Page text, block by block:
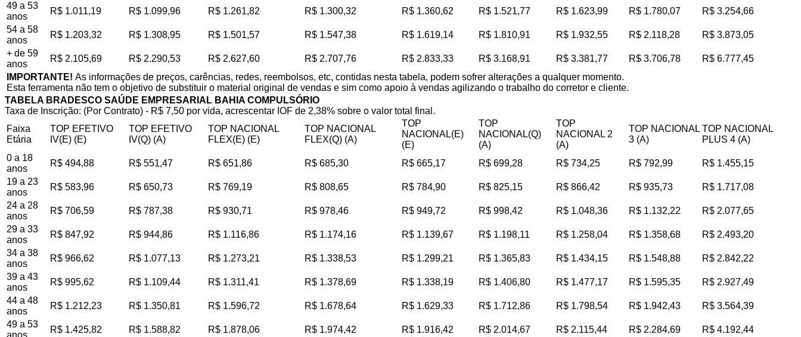
49 a 53
anos
R$ 1.011,19 R$ 1.099,96 R$ 1.261,82 R$ 1.300,32 R$ 1.360,62 R$ 1.521,77 R$ 1.623,99 R$ 1.780,07
R$ 3.254,66
54 a 58
anos
R$ 1.203,32 R$ 1.308,95 R$ 1.501,57 R$ 1.547,38 R$ 1.619,14 R$ 1.810,91 R$ 1.932,55 R$ 2.118,28
R$ 3.873,05
+ de 59
anos
R$ 2.105,69 R$ 2.290,53 R$ 2.627,60 R$ 2.707,76 R$ 2.833,33 R$ 3.168,91 R$ 3.381,77 R$ 3.706,78
R$ 6.777,45
IMPORTANTE! As informações de preços, carências, redes, reembolsos, etc, contidas nesta tabela, podem sofrer alterações a qualquer momento.
Esta ferramenta não tem o objetivo de substituir o material original de vendas e sim como apoio à vendas agilizando o trabalho do corretor e cliente.
TABELA BRADESCO SAÚDE EMPRESARIAL BAHIA COMPULSÓRIO
Taxa de Inscrição: (Por Contrato) - R$ 7,50 por vida, acrescentar IOF de 2,38% sobre o valor total final.
Faixa
Etária
TOP EFETIVO
IV(E) (E)
TOP EFETIVO
IV(Q) (A)
TOP NACIONAL
FLEX(E) (E)
TOP NACIONAL
FLEX(Q) (A)
TOP
NACIONAL(E)
(E)
TOP
NACIONAL(Q)
(A)
TOP
NACIONAL 2
(A)
TOP NACIONAL
3 (A)
TOP NACIONAL
PLUS 4 (A)
0 a 18
anos
R$ 494,88 R$ 551,47 R$ 651,86 R$ 685,30 R$ 665,17 R$ 699,28 R$ 734,25 R$ 792,99
R$ 1.455,15
19 a 23
anos
R$ 583,96 R$ 650,73 R$ 769,19 R$ 808,65 R$ 784,90 R$ 825,15 R$ 866,42 R$ 935,73
R$ 1.717,08
24 a 28
anos
R$ 706,59 R$ 787,38 R$ 930,71 R$ 978,46 R$ 949,72 R$ 998,42 R$ 1.048,36 R$ 1.132,22
R$ 2.077,65
29 a 33
anos
R$ 847,92 R$ 944,86 R$ 1.116,86 R$ 1.174,16 R$ 1.139,67 R$ 1.198,11 R$ 1.258,04 R$ 1.358,68
R$ 2.493,20
34 a 38
anos
R$ 966,62 R$ 1.077,13 R$ 1.273,21 R$ 1.338,53 R$ 1.299,21 R$ 1.365,83 R$ 1.434,15 R$ 1.548,88
R$ 2.842,22
39 a 43
anos
R$ 995,62 R$ 1.109,44 R$ 1.311,41 R$ 1.378,69 R$ 1.338,19 R$ 1.406,80 R$ 1.477,17 R$ 1.595,35
R$ 2.927,49
44 a 48
anos
R$ 1.212,23 R$ 1.350,81 R$ 1.596,72 R$ 1.678,64 R$ 1.629,33 R$ 1.712,86 R$ 1.798,54 R$ 1.942,43
R$ 3.564,39
49 a 53
R$ 1.425,82 R$ 1.588,82 R$ 1.878,06 R$ 1.974,42 R$ 1.916,42 R$ 2.014,67 R$ 2.115,44 R$ 2.284,69 R$ 4.192,44